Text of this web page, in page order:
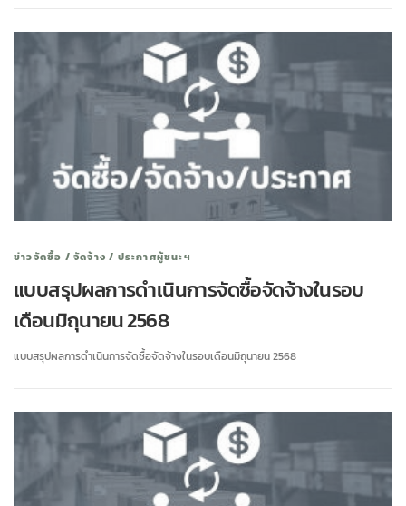
ข่าวจัดซื้อ / จัดจ้าง / ประกาศผู้ชนะฯ
แบบสรุปผลการดำเนินการจัดซื้อจัดจ้างในรอบ
เดือนมิถุนายน 2568
แบบสรุปผลการดำเนินการจัดซื้อจัดจ้างในรอบเดือนมิถุนายน 2568